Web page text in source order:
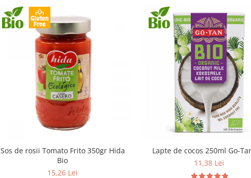
Sos de rosii Tomato Frito 350gr Hida
Bio
15,26 Lei
Lapte de cocos 250ml Go-
11,38 Lei